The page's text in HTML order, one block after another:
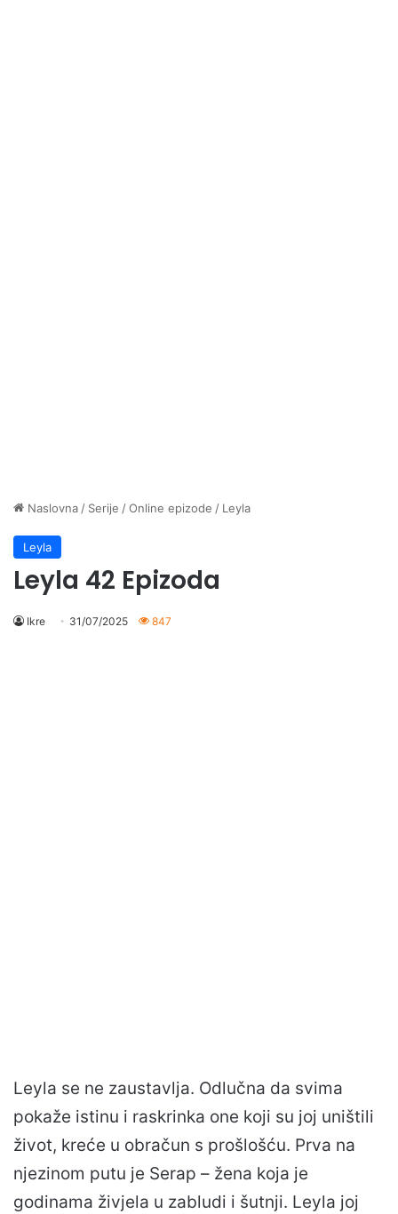
Naslovna / Serije /Online epizode / Leyla
Leyla
Leyla 42 Epizoda
Ikre 31/07/2025 847
Leyla se ne zaustavlja. Odlučna da svima
pokaže istinu i raskrinka one koji su joj uništili
život, kreće u obračun s prošlošću. Prva na
njezinom putu je Serap – žena koja je
godinama živjela u zabludi i šutnji. Leyla joj